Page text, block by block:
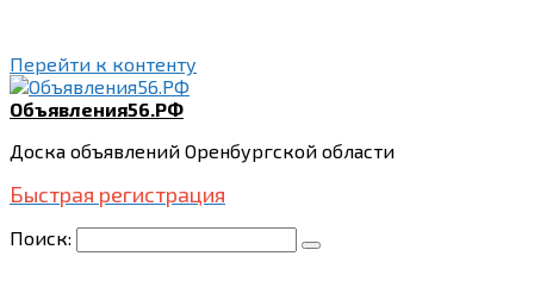
Перейти к контенту
Объявления56.РФ
Доска объявлений Оренбургской области
Быстрая регистрация
Поиск: